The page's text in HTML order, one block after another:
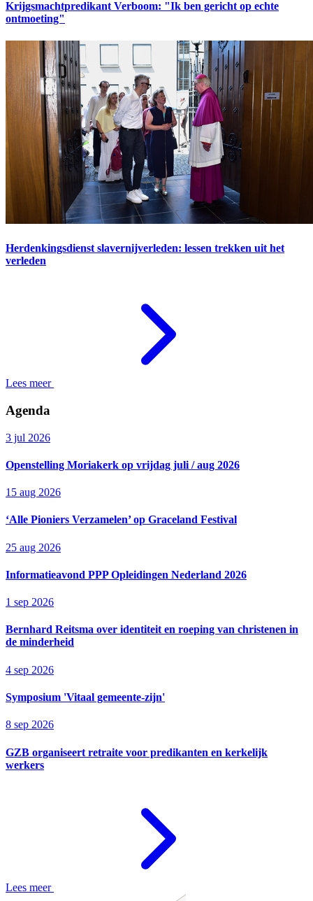
Krijgsmachtpredikant Verboom: "Ik ben gericht op echte
ontmoeting"
Herdenkingsdienst slavernijverleden: lessen trekken uit het
verleden
Lees meer
Agenda
3 jul 2026
Openstelling Moriakerk op vrijdag juli / aug 2026
15 aug 2026
‘Alle Pioniers Verzamelen’ op Graceland Festival
25 aug 2026
Informatieavond PPP Opleidingen Nederland 2026
1 sep 2026
Bernhard Reitsma over identiteit en roeping van christenen in
de minderheid
4 sep 2026
Symposium 'Vitaal gemeente-zijn'
8 sep 2026
GZB organiseert retraite voor predikanten en kerkelijk
werkers
Lees meer